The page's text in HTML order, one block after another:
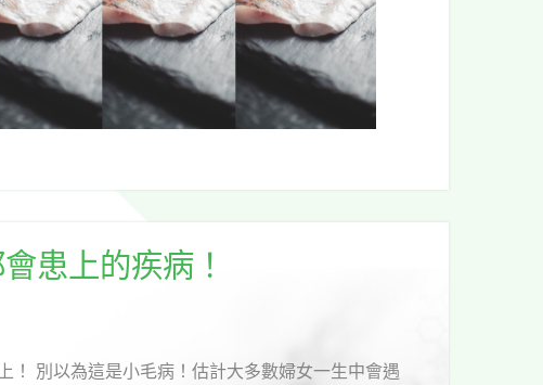
患上的疾病！
！ 別以為這是小毛病！估計大多數婦女一生中會遇